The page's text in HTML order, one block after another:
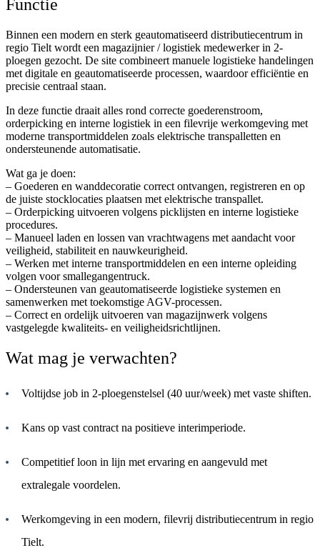
Functie
Binnen een modern en sterk geautomatiseerd distributiecentrum in
regio Tielt wordt een magazijnier / logistiek medewerker in 2-
ploegen gezocht. De site combineert manuele logistieke handelingen
met digitale en geautomatiseerde processen, waardoor efficiëntie en
precisie centraal staan.
In deze functie draait alles rond correcte goederenstroom,
orderpicking en interne logistiek in een filevrije werkomgeving met
moderne transportmiddelen zoals elektrische transpalletten en
ondersteunende automatisatie.
Wat ga je doen:
– Goederen en wanddecoratie correct ontvangen, registreren en op
de juiste stocklocaties plaatsen met elektrische transpallet.
– Orderpicking uitvoeren volgens picklijsten en interne logistieke
procedures.
– Manueel laden en lossen van vrachtwagens met aandacht voor
veiligheid, stabiliteit en nauwkeurigheid.
– Werken met interne transportmiddelen en een interne opleiding
volgen voor smallegangentruck.
– Ondersteunen van geautomatiseerde logistieke systemen en
samenwerken met toekomstige AGV-processen.
– Correct en ordelijk uitvoeren van magazijnwerk volgens
vastgelegde kwaliteits- en veiligheidsrichtlijnen.
Wat mag je verwachten?
Voltijdse job in 2-ploegenstelsel (40 uur/week) met vaste shiften.
Kans op vast contract na positieve interimperiode.
Competitief loon in lijn met ervaring en aangevuld met
extralegale voordelen.
Werkomgeving in een modern, filevrij distributiecentrum in regio
Tielt.